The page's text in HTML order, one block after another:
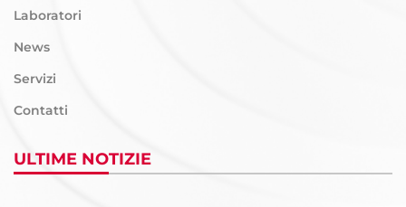
Laboratori
News
Servizi
Contatti
ULTIME NOTIZIE